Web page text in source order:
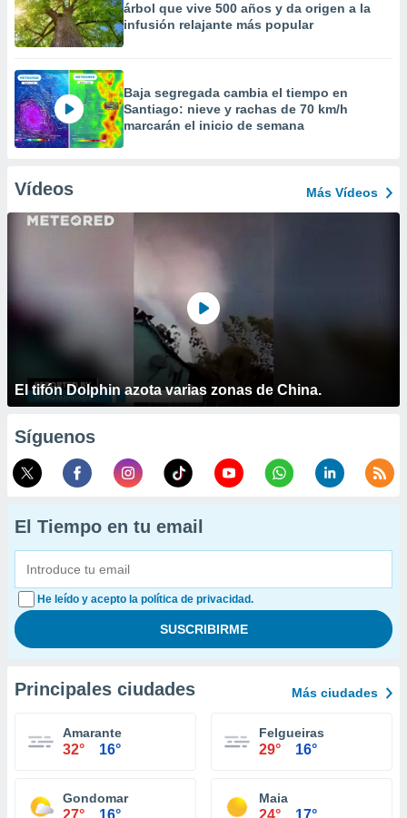
árbol que vive 500 años y da origen a la
infusión relajante más popular
Baja segregada cambia el tiempo en
Santiago: nieve y rachas de 70 km/h
marcarán el inicio de semana
Vídeos Más Vídeos
El tifón Dolphin azota varias zonas de China.
Síguenos
El Tiempo en tu email
He leído y acepto la política de privacidad.
Principales ciudades Más ciudades
Amarante
32° 16°
Felgueiras
29° 16°
Gondomar
27° 16°
Maia
24° 17°